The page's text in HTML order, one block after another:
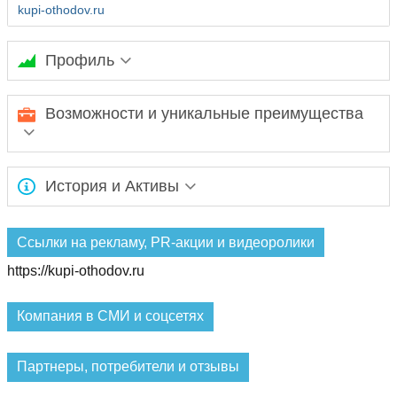
kupi-othodov.ru
Профиль
Продажа всех видов отходов полимеров и
пластикасобственные машины для доставки. Низкие цены.
Возможности и уникальные преимущества
Поставки отходов пластика с сортировочной базы в Москве.
История и Активы
Ссылки на рекламу, PR-акции и видеоролики
https://kupi-othodov.ru
Компания в СМИ и соцсетях
Партнеры, потребители и отзывы